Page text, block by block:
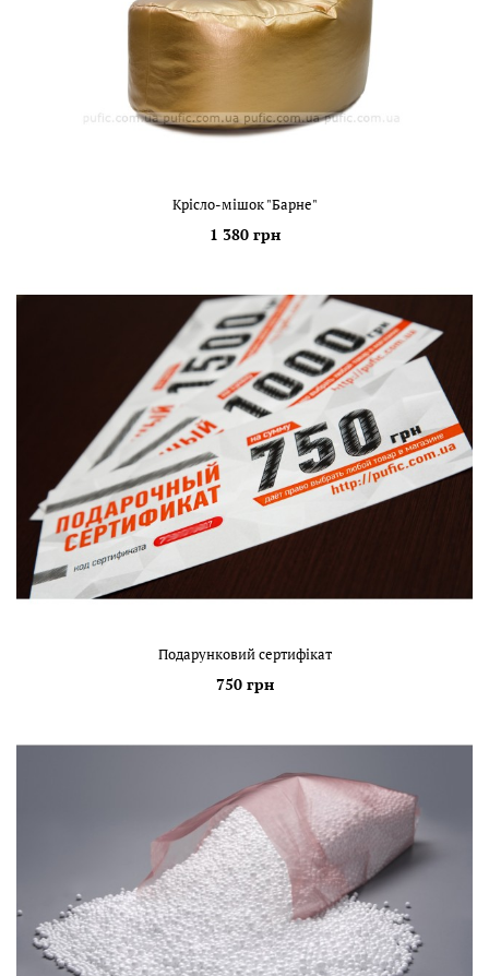
Крісло-мішок "Барне"
1 380 грн
Подарунковий сертифікат
750 грн